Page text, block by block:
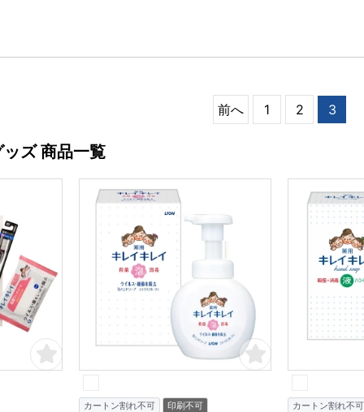
前へ 1 2 3
ズ 商品一覧
カートン割れ不可 印刷不可 カートン割れ不可